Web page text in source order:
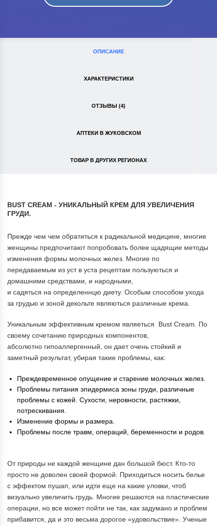
ОПИСАНИЕ
ХАРАКТЕРИСТИКИ
ОТЗЫВЫ (4)
АПТЕКИ В ЖУКОВСКОМ
ТОВАР В ДРУГИХ РЕГИОНАХ
BUST CREAM - УНИКАЛЬНЫЙ КРЕМ ДЛЯ УВЕЛИЧЕНИЯ
ГРУДИ.
Прежде чем чем обратиться к радикальной медицине, многие
женщины предпочитают попробовать более щадящие методы
изменения формы молочных желез. Многие по
передаваемым из уст в уста рецептам пользуються и
домашними средствами, и народными,
и садяться на определеннцю диету. Особым способом ухода
за грудью и зоной декольте являються различные крема.
Уникальным эффективным кремом являеться Bust Cream. По
своему сочетанию природных компонентов,
абсолютно гипоаллергенный, он дает очень стойкий и
заметный результат, убирая такие проблемы, как:
Преждевременное опущение и старение молочных желез.
Проблемы питания эпидермиса зоны груди, различные
проблемы с кожей. Сухости, неровности, растяжки,
потрескивания.
Изменение формы и размера.
Проблемы после травм, операций, беременности и родов.
От природы не каждой женщине дан большой бюст. Кто-то
просто не доволен своей формой. Приходиться носить белье
с эффектом пушап, или идти еще на какие уловки, чтоб
визуально увеличить грудь. Многие решаются на пластические
операции, но все может пойти не так, как задумано и проблем
прибавится, да и это весьма дорогое «удовольствие». Ученые